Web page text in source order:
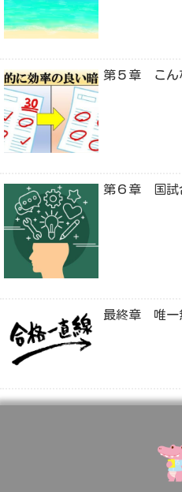
第５章 こん
第６章 国試
最終章 唯一